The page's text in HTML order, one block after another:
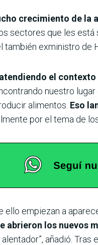
crecimiento de la
sectores que les está
también exministro de
atendiendo el
nuestro
alimentos. Eso
por el tema de
ello empiezan a
abrieron los nuevos
añadió.